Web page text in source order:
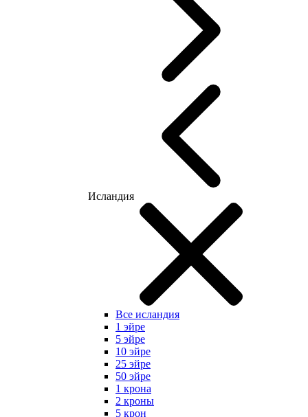
Исландия
Все исландия
1 эйре
5 эйре
10 эйре
25 эйре
50 эйре
1 крона
2 кроны
5 крон